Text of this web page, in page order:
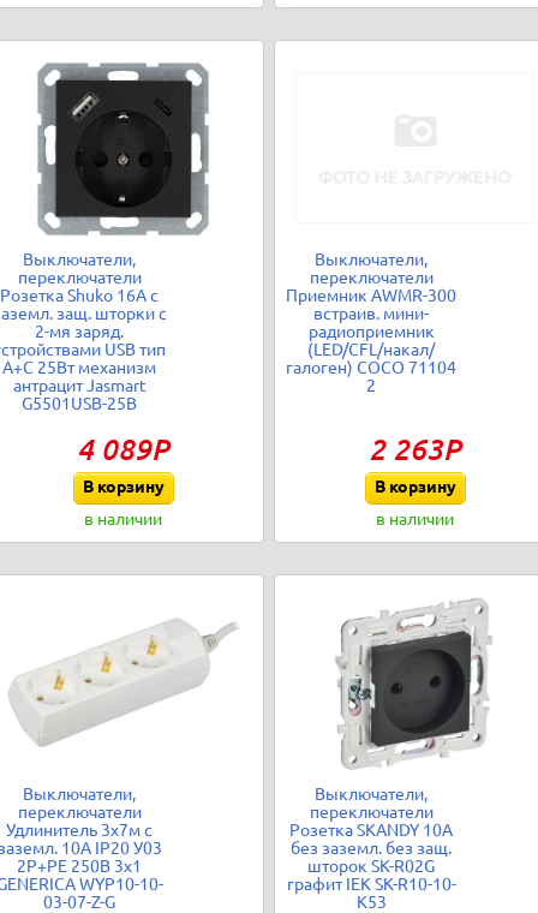
Выключатели,
переключатели
Розетка Shuko 16А с
защ. шторки с
2-мя заряд.
USB тип
A+C 25Вт механизм
антрацит Jasmart
G5501USB-25B
4 089Р
В корзину
в наличии
Выключатели,
переключатели
Приемник AWMR-300
встраив. мини-
радиоприемник
(LED/CFL/накал/
галоген) COCO 71104
2
2 263Р
В корзину
в наличии
Выключатели,
переключатели
Удлинитель 3х7м с
10А IP20 У03
2P+PE 250В 3х1
WYP10-10-
03-07-Z-G
Выключатели,
переключатели
Розетка SKANDY 10А
без заземл. без защ.
шторок SK-R02G
графит IEK SK-R10-10-
K53